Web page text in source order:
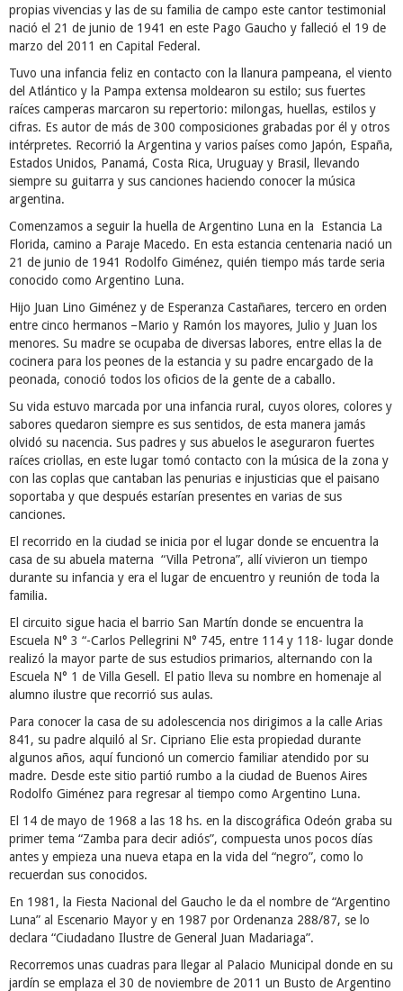
propias vivencias y las de su familia de campo este cantor testimonial
nació el 21 de junio de 1941 en este Pago Gaucho y falleció el 19 de
marzo del 2011 en Capital Federal.
Tuvo una infancia feliz en contacto con la llanura pampeana, el viento
del Atlántico y la Pampa extensa moldearon su estilo; sus fuertes
raíces camperas marcaron su repertorio: milongas, huellas, estilos y
cifras. Es autor de más de 300 composiciones grabadas por él y otros
intérpretes. Recorrió la Argentina y varios países como Japón, España,
Estados Unidos, Panamá, Costa Rica, Uruguay y Brasil, llevando
siempre su guitarra y sus canciones haciendo conocer la música
argentina.
Comenzamos a seguir la huella de Argentino Luna en la Estancia La
Florida, camino a Paraje Macedo. En esta estancia centenaria nació un
21 de junio de 1941 Rodolfo Giménez, quién tiempo más tarde seria
conocido como Argentino Luna.
Hijo Juan Lino Giménez y de Esperanza Castañares, tercero en orden
entre cinco hermanos –Mario y Ramón los mayores, Julio y Juan los
menores. Su madre se ocupaba de diversas labores, entre ellas la de
cocinera para los peones de la estancia y su padre encargado de la
peonada, conoció todos los oficios de la gente de a caballo.
Su vida estuvo marcada por una infancia rural, cuyos olores, colores y
sabores quedaron siempre es sus sentidos, de esta manera jamás
olvidó su nacencia. Sus padres y sus abuelos le aseguraron fuertes
raíces criollas, en este lugar tomó contacto con la música de la zona y
con las coplas que cantaban las penurias e injusticias que el paisano
soportaba y que después estarían presentes en varias de sus
canciones.
El recorrido en la ciudad se inicia por el lugar donde se encuentra la
casa de su abuela materna “Villa Petrona”, allí vivieron un tiempo
durante su infancia y era el lugar de encuentro y reunión de toda la
familia.
El circuito sigue hacia el barrio San Martín donde se encuentra la
Escuela N° 3 “-Carlos Pellegrini N° 745, entre 114 y 118- lugar donde
realizó la mayor parte de sus estudios primarios, alternando con la
Escuela N° 1 de Villa Gesell. El patio lleva su nombre en homenaje al
alumno ilustre que recorrió sus aulas.
Para conocer la casa de su adolescencia nos dirigimos a la calle Arias
841, su padre alquiló al Sr. Cipriano Elie esta propiedad durante
algunos años, aquí funcionó un comercio familiar atendido por su
madre. Desde este sitio partió rumbo a la ciudad de Buenos Aires
Rodolfo Giménez para regresar al tiempo como Argentino Luna.
El 14 de mayo de 1968 a las 18 hs. en la discográfica Odeón graba su
primer tema “Zamba para decir adiós”, compuesta unos pocos días
antes y empieza una nueva etapa en la vida del “negro”, como lo
recuerdan sus conocidos.
En 1981, la Fiesta Nacional del Gaucho le da el nombre de “Argentino
Luna” al Escenario Mayor y en 1987 por Ordenanza 288/87, se lo
declara “Ciudadano Ilustre de General Juan Madariaga”.
Recorremos unas cuadras para llegar al Palacio Municipal donde en su
jardín se emplaza el 30 de noviembre de 2011 un Busto de Argentino